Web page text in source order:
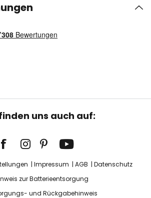
uns auch auf:
Impressum AGB
Datenschutz
zur Batterieentsorgung
und Rückgabehinweis